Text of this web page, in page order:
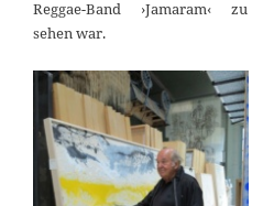
Reggae-Band ›Jamaram‹ zu
sehen war.